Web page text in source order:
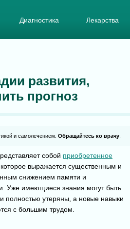
Диагностика Лекарства
развития,
прогноз
и самолечением. Обращайтесь ко врачу
собой приобретенное
выражается существенным и
снижением памяти и
Уже имеющиеся знания могут быть
полностью утеряны, а новые навыки
с большим трудом.